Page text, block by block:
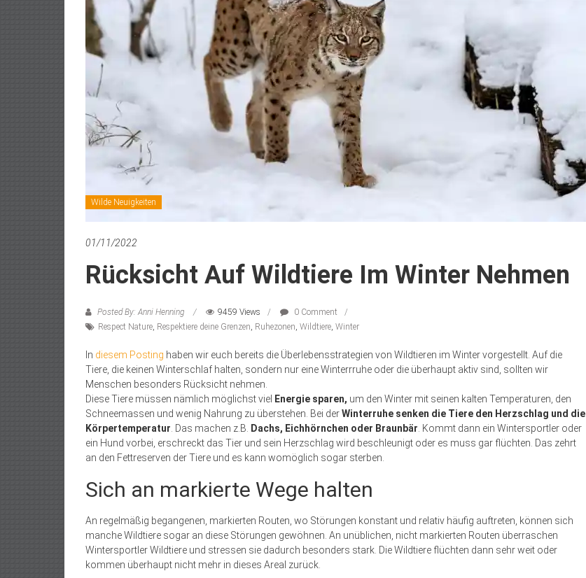
Wilde Neuigkeiten
01/11/2022
Rücksicht Auf Wildtiere Im Winter Nehmen
Posted By: Anni Henning 9459 Views
0 Comment
Respect Nature, Respektiere deine Grenzen, Ruhezonen, Wildtiere, Winter
In diesem Posting haben wir euch bereits die Überlebensstrategien von Wildtieren im Winter vorgestellt. Auf die
Tiere, die keinen Winterschlaf halten, sondern nur eine Winterrruhe oder die überhaupt aktiv sind, sollten wir
Menschen besonders Rücksicht nehmen.
Diese Tiere müssen nämlich möglichst viel Energie sparen, um den Winter mit seinen kalten Temperaturen, den
Schneemassen und wenig Nahrung zu überstehen. Bei derWinterruhe senken die Tiere den Herzschlag und die
Körpertemperatur . Das machen z.B. Dachs, Eichhörnchen oder Braunbär . Kommt dann ein Wintersportler oder
ein Hund vorbei, erschreckt das Tier und sein Herzschlag wird beschleunigt oder es muss gar flüchten. Das zehrt
an den Fettreserven der Tiere und es kann womöglich sogar sterben.
Sich an markierte Wege halten
An regelmäßig begangenen, markierten Routen, wo Störungen konstant und relativ häufig auftreten, können sich
manche Wildtiere sogar an diese Störungen gewöhnen. An unüblichen, nicht markierten Routen überraschen
Wintersportler Wildtiere und stressen sie dadurch besonders stark. Die Wildtiere flüchten dann sehr weit oder
kommen überhaupt nicht mehr in dieses Areal zurück.